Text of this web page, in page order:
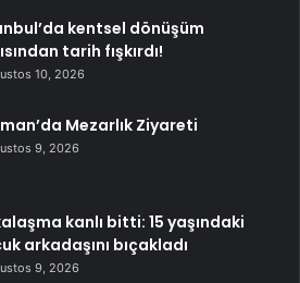
kentsel dönüşüm
tarih fışkırdı!
10, 2026
Mezarlık Ziyareti
9, 2026
kanlı bitti: 15 yaşındaki
arkadaşını bıçakladı
9, 2026